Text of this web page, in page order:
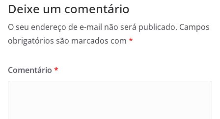
Deixe um comentário
O seu endereço de e-mail não será publicado. Campos
obrigatórios são marcados com *
Comentário *